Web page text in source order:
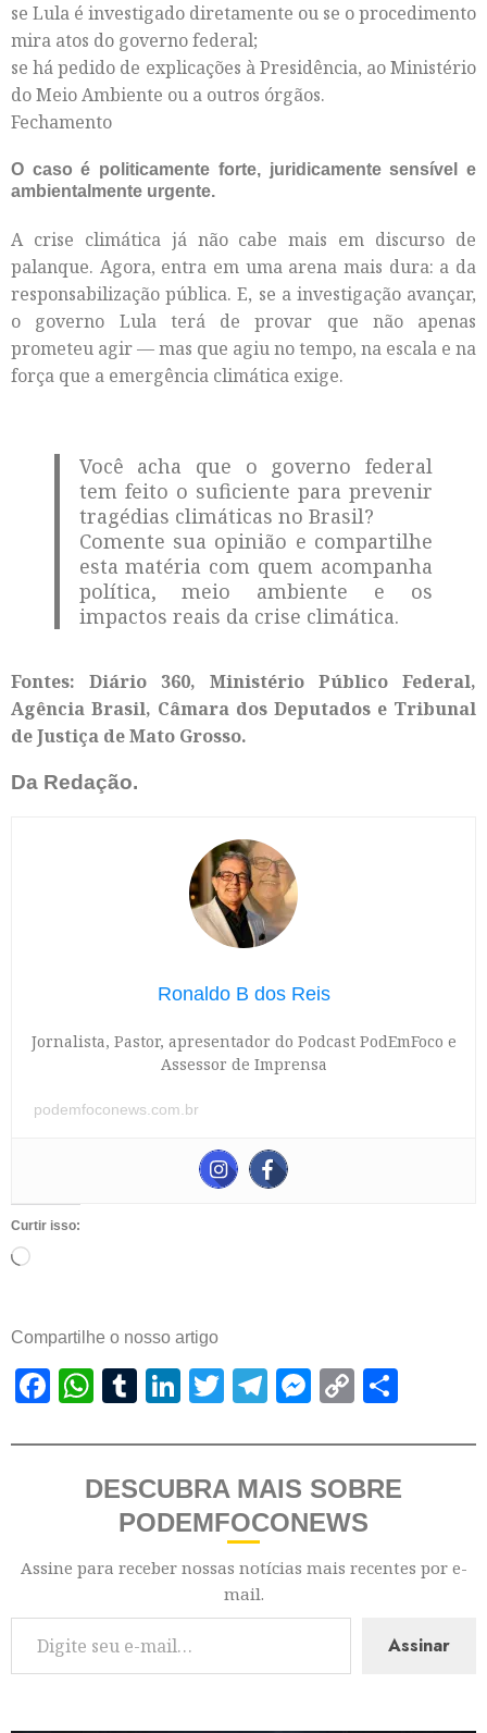
se Lula é investigado diretamente ou se o procedimento
mira atos do governo federal;
se há pedido de explicações à Presidência, ao Ministério
do Meio Ambiente ou a outros órgãos.
Fechamento
O caso é politicamente forte, juridicamente sensível e
ambientalmente urgente.
A crise climática já não cabe mais em discurso de
palanque. Agora, entra em uma arena mais dura: a da
responsabilização pública. E, se a investigação avançar,
o governo Lula terá de provar que não apenas
prometeu agir — mas que agiu no tempo, na escala e na
força que a emergência climática exige.
Você acha que o governo federal
tem feito o suficiente para prevenir
tragédias climáticas no Brasil?
Comente sua opinião e compartilhe
esta matéria com quem acompanha
política, meio ambiente e os
impactos reais da crise climática.
Fontes: Diário 360, Ministério Público Federal,
Agência Brasil, Câmara dos Deputados e Tribunal
de Justiça de Mato Grosso.
Da Redação.
Ronaldo B dos Reis
Jornalista, Pastor, apresentador do Podcast PodEmFoco e
Assessor de Imprensa
podemfoconews.com.br
Curtir isso:
Compartilhe o nosso artigo
Facebook
WhatsApp
Tumblr
LinkedIn
Twitter
Telegram
Messenger
Copy
DESCUBRA MAIS SOBRE
PODEMFOCONEWS
Assine para receber nossas notícias mais recentes por e-
mail.
Assinar